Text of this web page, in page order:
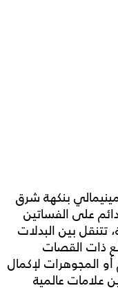
بنكهة شرق
على الفساتين
بين البدلات
ذات القصات
أو المجوهرات لإكمال
علامات عالمية